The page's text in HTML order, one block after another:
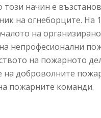
начин е
на огнеборците.
на
непрофесионални
на пожарното
доброволните
пожарните команди.